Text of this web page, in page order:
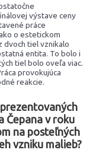
výstave ceny
práce
o estetickom
dvoch tiel vznikalo
entita. To bolo i
tiel bolo oveľa viac.
provokujúca
reakcie.
Čepana v roku
na posteľných
vzniku malieb?